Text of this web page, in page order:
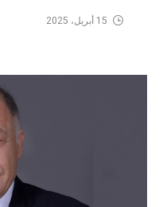
15 أبريل، 2025